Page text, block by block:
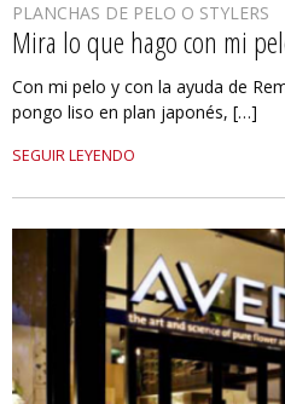
PLANCHAS DE PELO O STYLERS
Mira lo que hago con mi
Con mi pelo y con la ayuda de
pongo liso en plan japonés, […]
SEGUIR LEYENDO